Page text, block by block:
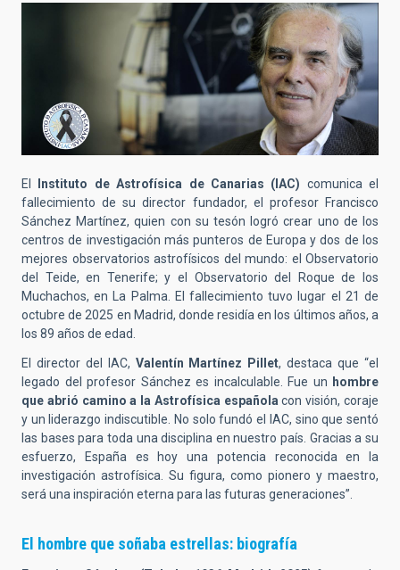
El Instituto de Astrofísica de Canarias (IAC) comunica el
fallecimiento de su director fundador, el profesor Francisco
Sánchez Martínez, quien con su tesón logró crear uno de los
centros de investigación más punteros de Europa y dos de los
mejores observatorios astrofísicos del mundo: el Observatorio
del Teide, en Tenerife; y el Observatorio del Roque de los
Muchachos, en La Palma. El fallecimiento tuvo lugar el 21 de
octubre de 2025 en Madrid, donde residía en los últimos años, a
los 89 años de edad.
El director del IAC, Valentín Martínez Pillet, destaca que “el
legado del profesor Sánchez es incalculable. Fue un hombre
que abrió camino a la Astrofísica españolacon visión, coraje
y un liderazgo indiscutible. No solo fundó el IAC, sino que sentó
las bases para toda una disciplina en nuestro país. Gracias a su
esfuerzo, España es hoy una potencia reconocida en la
investigación astrofísica. Su figura, como pionero y maestro,
será una inspiración eterna para las futuras generaciones”.
El hombre que soñaba estrellas: biografía